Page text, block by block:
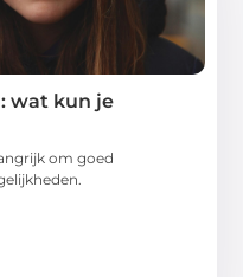
wat kun je
om goed